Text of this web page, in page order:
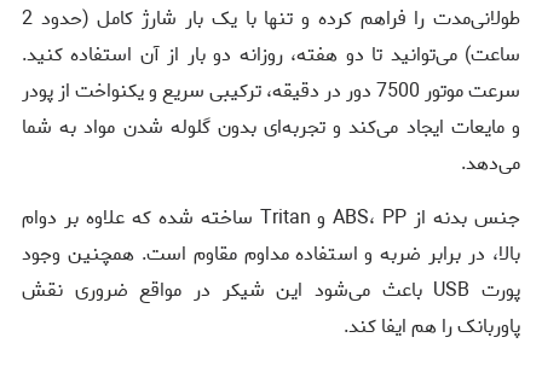
طولانی‌مدت را فراهم کرده و تنها با یک بار شارژ کامل (حدود 2
ساعت) می‌توانید تا دو هفته، روزانه دو بار از آن استفاده کنید.
سرعت موتور 7500 دور در دقیقه، ترکیبی سریع و یکنواخت از پودر
و مایعات ایجاد می‌کند و تجربه‌ای بدون گلوله شدن مواد به شما
می‌دهد.
جنس بدنه از ABS، PP و Tritan ساخته شده که علاوه بر دوام
بالا، در برابر ضربه و استفاده مداوم مقاوم است. همچنین وجود
پورت USB باعث می‌شود این شیکر در مواقع ضروری نقش
پاوربانک را هم ایفا کند.